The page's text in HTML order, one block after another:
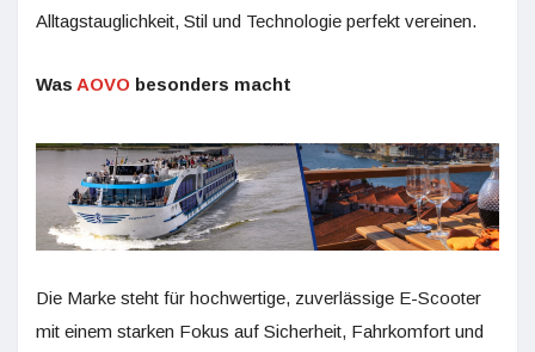
Alltagstauglichkeit, Stil und Technologie perfekt vereinen.
Was AOVO besonders macht
Die Marke steht für hochwertige, zuverlässige E-Scooter
mit einem starken Fokus auf Sicherheit, Fahrkomfort und